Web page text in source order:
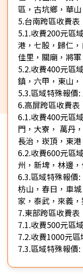
區，古坑鄉，華
5.台南跨區收費表
5.1.收費200元區
港，七股，歸仁
佳里，關廟，將軍
5.2.收費400元區
鎮，六甲，東山，
5.3.區域特殊報價
6.高屏跨區收費表
6.1.收費400元區
門，大寮， 萬丹
長治，崁頂，東
6.2.收費600元區
州，新埤，林邊
6.3.區域特殊報價
枋山，春日，車
家，泰武，來義
7.東部跨區收費表
7.1.收費500元區
7.2.收費1000元
7.3.區域特殊報價